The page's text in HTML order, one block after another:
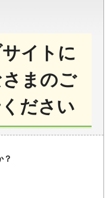
イトに
まのご
ださい
？